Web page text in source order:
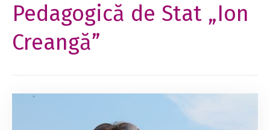
Pedagogică de Stat „Ion
Creangă”